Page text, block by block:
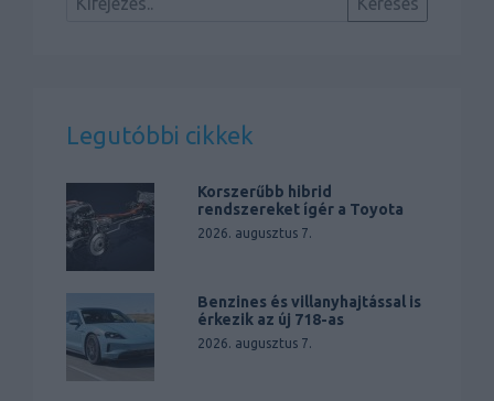
Legutóbbi cikkek
Korszerűbb hibrid
rendszereket ígér a Toyota
2026. augusztus 7.
Benzines és villanyhajtással is
érkezik az új 718-as
2026. augusztus 7.